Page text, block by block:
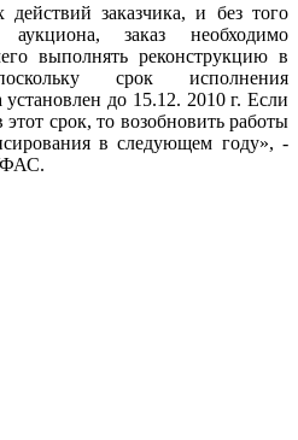
действий заказчика, и без того
аукциона, заказ необходимо
выполнять реконструкцию в
срок исполнения
установлен до 15.12. 2010 г. Если
срок, то возобновить работы
в следующем году», -